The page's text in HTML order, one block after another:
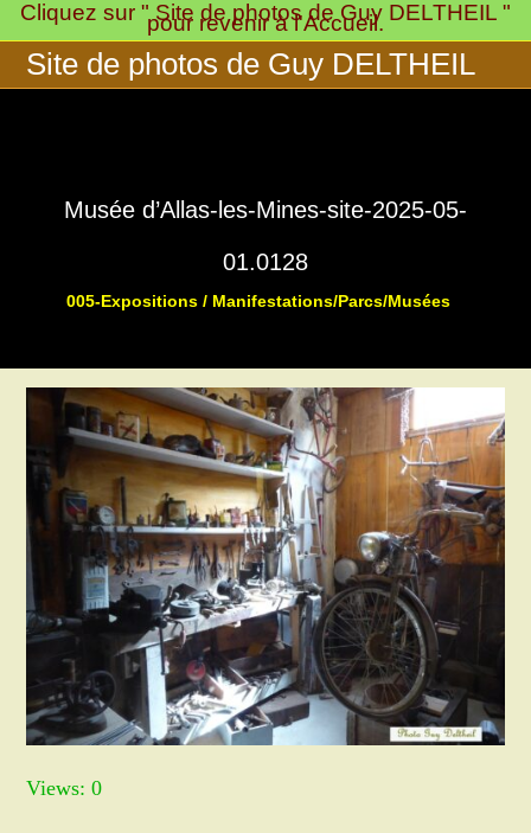
Skip
to
content
Cliquez sur " Site de photos de Guy DELTHEIL "
pour revenir à l'Accueil.
Site de photos de Guy DELTHEIL
Musée d’Allas-les-Mines-site-2025-05-
01.0128
005-Expositions / Manifestations/Parcs/Musées
Views: 0